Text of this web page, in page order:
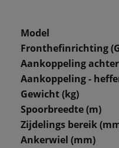
Model
Fronthefinrichting
Aankoppeling achter
Aankoppeling -
Gewicht (kg)
Spoorbreedte (m)
Zijdelings bereik
Ankerwiel (mm)